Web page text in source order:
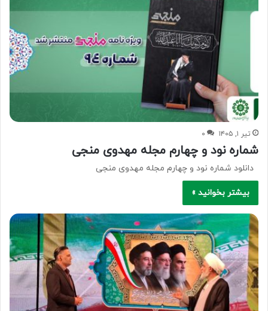
تیر ۱, ۱۴۰۵ ۰
شماره نود و چهارم مجله مهدوی منجی
دانلود شماره نود و چهارم مجله مهدوی منجی
بیشتر بخوانید »